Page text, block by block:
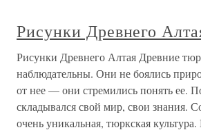
Рисунки Древнего
Рисунки Древнего Алтая Древние
наблюдательны. Они не боялись
от нее — они стремились понять ее.
складывался свой мир, свои знания.
очень уникальная, тюркская